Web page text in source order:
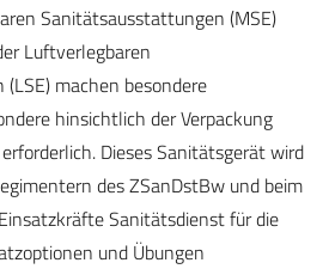
Sanitätsausstattungen (MSE)
Luftverlegbaren
machen besondere
hinsichtlich der Verpackung
Dieses Sanitätsgerät wird
des ZSanDstBw und beim
Sanitätsdienst für die
und Übungen